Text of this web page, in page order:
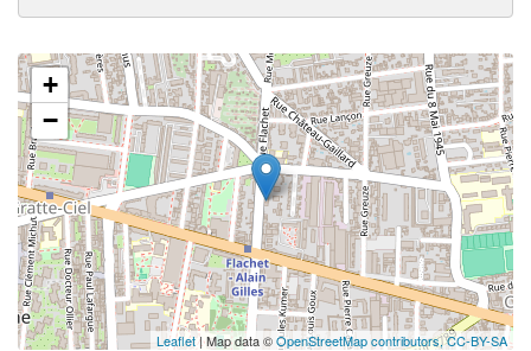
+
−
Leaflet| Map data ©OpenStreetMap contributors,CC-BY-SA
✕
vosmarges
nouveaux